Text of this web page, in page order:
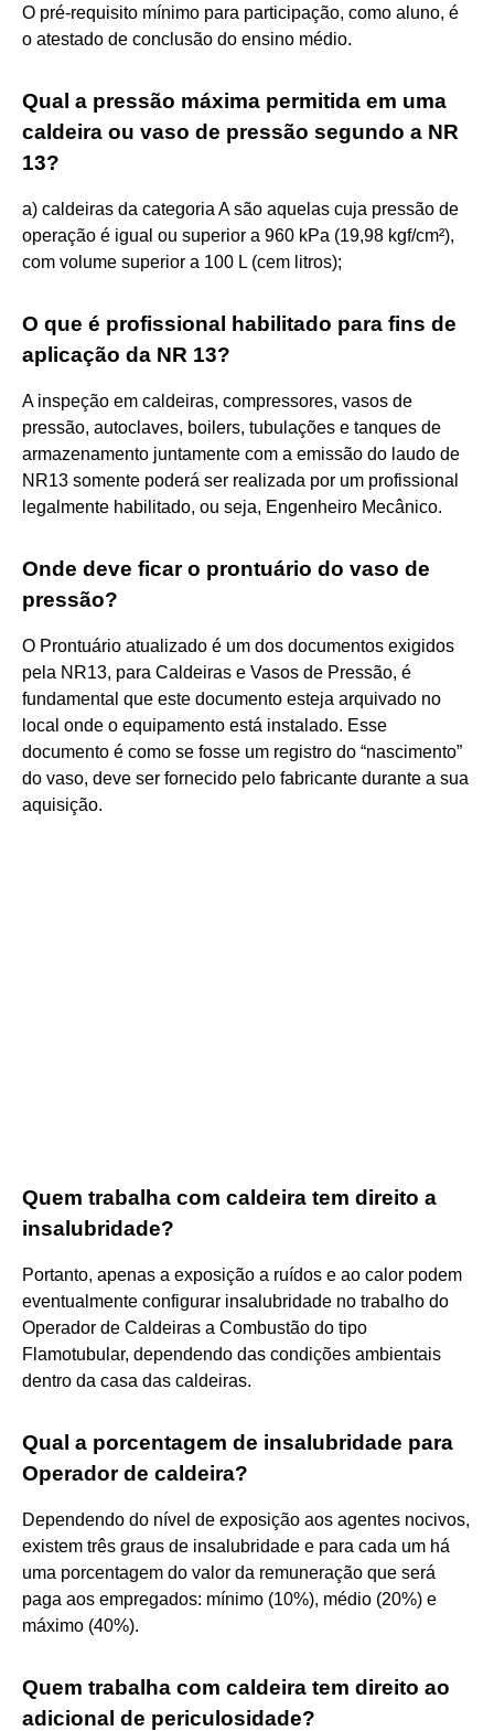
O pré-requisito mínimo para participação, como aluno, é
o atestado de conclusão do ensino médio.
Qual a pressão máxima permitida em uma
caldeira ou vaso de pressão segundo a NR
13?
a) caldeiras da categoria A são aquelas cuja pressão de
operação é igual ou superior a 960 kPa (19,98 kgf/cm²),
com volume superior a 100 L (cem litros);
O que é profissional habilitado para fins de
aplicação da NR 13?
A inspeção em caldeiras, compressores, vasos de
pressão, autoclaves, boilers, tubulações e tanques de
armazenamento juntamente com a emissão do laudo de
NR13 somente poderá ser realizada por um profissional
legalmente habilitado, ou seja, Engenheiro Mecânico.
Onde deve ficar o prontuário do vaso de
pressão?
O Prontuário atualizado é um dos documentos exigidos
pela NR13, para Caldeiras e Vasos de Pressão, é
fundamental que este documento esteja arquivado no
local onde o equipamento está instalado. Esse
documento é como se fosse um registro do “nascimento”
do vaso, deve ser fornecido pelo fabricante durante a sua
aquisição.
Quem trabalha com caldeira tem direito a
insalubridade?
Portanto, apenas a exposição a ruídos e ao calor podem
eventualmente configurar insalubridade no trabalho do
Operador de Caldeiras a Combustão do tipo
Flamotubular, dependendo das condições ambientais
dentro da casa das caldeiras.
Qual a porcentagem de insalubridade para
Operador de caldeira?
Dependendo do nível de exposição aos agentes nocivos,
existem três graus de insalubridade e para cada um há
uma porcentagem do valor da remuneração que será
paga aos empregados: mínimo (10%), médio (20%) e
máximo (40%).
Quem trabalha com caldeira tem direito ao
adicional de periculosidade?